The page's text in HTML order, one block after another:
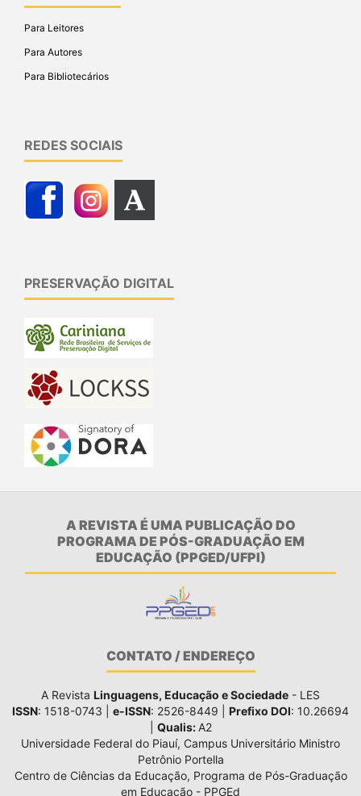
Para Leitores
Para Autores
Para Bibliotecários
REDES SOCIAIS
PRESERVAÇÃO DIGITAL
A REVISTA É UMA PUBLICAÇÃO DO
PROGRAMA DE PÓS-GRADUAÇÃO EM
EDUCAÇÃO (PPGED/UFPI)
CONTATO / ENDEREÇO
A Revista Linguagens, Educação e Sociedade - LES
ISSN: 1518-0743 | e-ISSN: 2526-8449 | Prefixo DOI: 10.26694
Qualis: A2
Universidade Federal do Piauí, Campus Universitário Ministro
Petrônio Portella
Centro de Ciências da Educação, Programa de Pós-Graduação
em Educação - PPGEd